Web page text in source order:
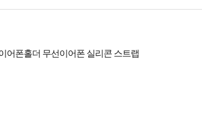
어폰홀더 무선이어폰 실리콘 스트랩